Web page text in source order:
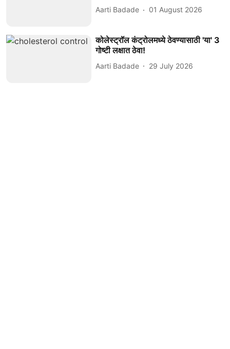
Aarti Badade 01 August 2026
कोलेस्ट्रॉल कंट्रोलमध्ये ठेवण्यासाठी 'या' 3
गोष्टी लक्षात ठेवा!
Aarti Badade 29 July 2026